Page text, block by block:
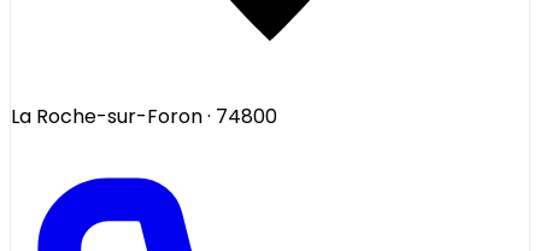
La Roche-sur-Foron· 74800